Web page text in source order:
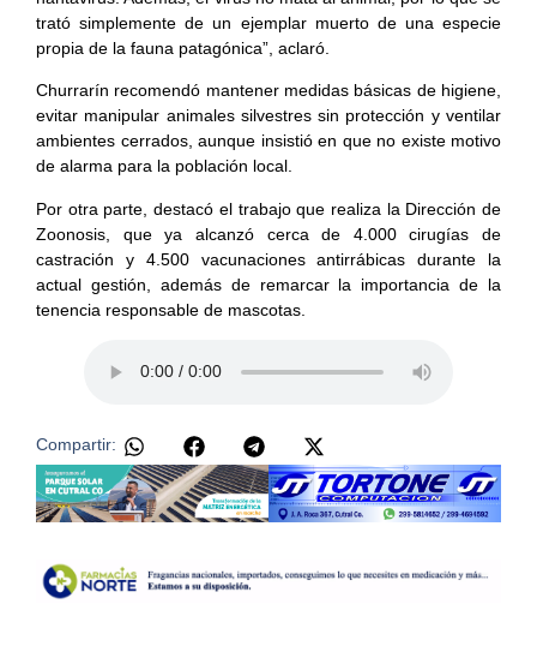
trató simplemente de un ejemplar muerto de una especie
propia de la fauna patagónica”, aclaró.
Churrarín recomendó mantener medidas básicas de higiene,
evitar manipular animales silvestres sin protección y ventilar
ambientes cerrados, aunque insistió en que no existe motivo
de alarma para la población local.
Por otra parte, destacó el trabajo que realiza la Dirección de
Zoonosis, que ya alcanzó cerca de 4.000 cirugías de
castración y 4.500 vacunaciones antirrábicas durante la
actual gestión, además de remarcar la importancia de la
tenencia responsable de mascotas.
Compartir: